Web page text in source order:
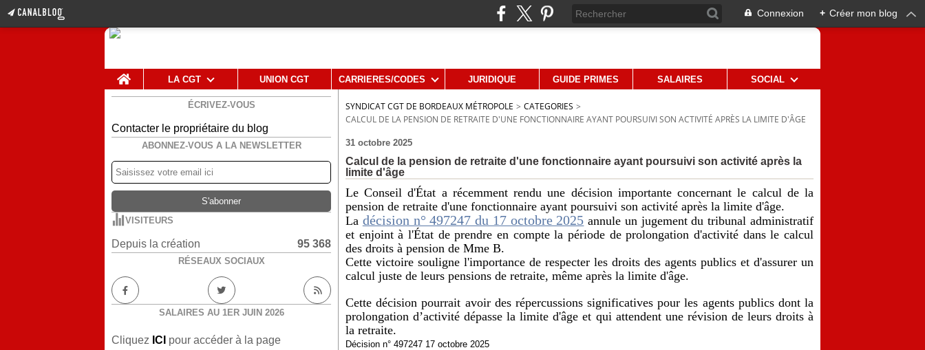
Connexion + Créer mon blog
Home
LA CGT UNION CGT CARRIERES/CODES JURIDIQUE GUIDE PRIMES SALAIRES SOCIAL
ÉCRIVEZ-VOUS
Contacter le propriétaire du blog
ABONNEZ-VOUS A LA NEWSLETTER
VISITEURS
Depuis la création 95 368
RÉSEAUX SOCIAUX
SALAIRES AU 1ER JUIN 2026
Cliquez ICI pour accéder à la page
SYNDICAT CGT DE BORDEAUX MÉTROPOLE > CATEGORIES >
CALCUL DE LA PENSION DE RETRAITE D'UNE FONCTIONNAIRE AYANT POURSUIVI SON ACTIVITÉ APRÈS LA LIMITE D'ÂGE
31 octobre 2025
Calcul de la pension de retraite d'une fonctionnaire ayant poursuivi son activité après la
limite d'âge
Le Conseil d'État a récemment rendu une décision importante concernant le calcul de la
pension de retraite d'une fonctionnaire ayant poursuivi son activité après la limite d'âge.
La décision n° 497247 du 17 octobre 2025 annule un jugement du tribunal administratif
et enjoint à l'État de prendre en compte la période de prolongation d'activité dans le calcul
des droits à pension de Mme B.
Cette victoire souligne l'importance de respecter les droits des agents publics et d'assurer un
calcul juste de leurs pensions de retraite, même après la limite d'âge.
Cette décision pourrait avoir des répercussions significatives pour les agents publics dont la
prolongation d’activité dépasse la limite d'âge et qui attendent une révision de leurs droits à
la retraite.
Décision n° 497247 17 octobre 2025